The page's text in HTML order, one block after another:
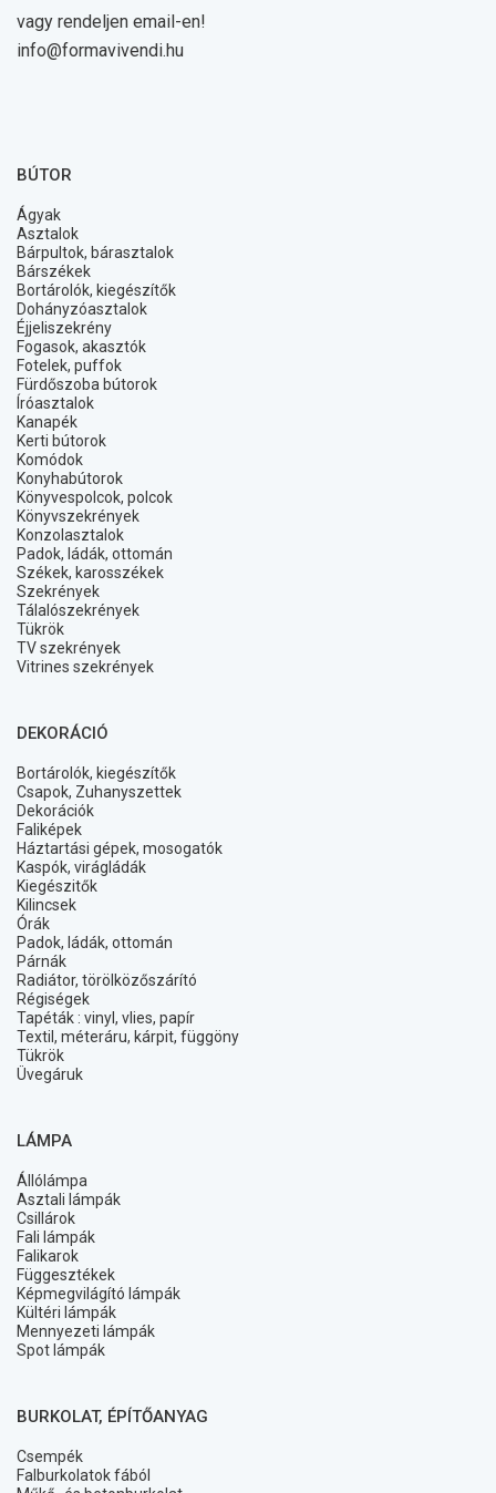
vagy rendeljen email-en!
info@formavivendi.hu
BÚTOR
Ágyak
Asztalok
Bárpultok, bárasztalok
Bárszékek
Bortárolók, kiegészítők
Dohányzóasztalok
Éjjeliszekrény
Fogasok, akasztók
Fotelek, puffok
Fürdőszoba bútorok
Íróasztalok
Kanapék
Kerti bútorok
Komódok
Konyhabútorok
Könyvespolcok, polcok
Könyvszekrények
Konzolasztalok
Padok, ládák, ottomán
Székek, karosszékek
Szekrények
Tálalószekrények
Tükrök
TV szekrények
Vitrines szekrények
DEKORÁCIÓ
Bortárolók, kiegészítők
Csapok, Zuhanyszettek
Dekorációk
Faliképek
Háztartási gépek, mosogatók
Kaspók, virágládák
Kiegészitők
Kilincsek
Órák
Padok, ládák, ottomán
Párnák
Radiátor, törölközőszárító
Régiségek
Tapéták : vinyl, vlies, papír
Textil, méteráru, kárpit, függöny
Tükrök
Üvegáruk
LÁMPA
Állólámpa
Asztali lámpák
Csillárok
Fali lámpák
Falikarok
Függesztékek
Képmegvilágító lámpák
Kültéri lámpák
Mennyezeti lámpák
Spot lámpák
BURKOLAT, ÉPÍTŐANYAG
Csempék
Falburkolatok fából